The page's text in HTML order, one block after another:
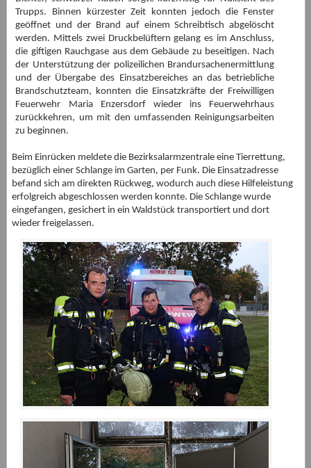
Trupps. Binnen kürzester Zeit konnten jedoch die Fenster
geöffnet und der Brand auf einem Schreibtisch abgelöscht
werden. Mittels zwei Druckbelüftern gelang es im Anschluss,
die giftigen Rauchgase aus dem Gebäude zu beseitigen. Nach
der Unterstützung der polizeilichen Brandursachenermittlung
und der Übergabe des Einsatzbereiches an das betriebliche
Brandschutzteam, konnten die Einsatzkräfte der Freiwilligen
Feuerwehr Maria Enzersdorf wieder ins Feuerwehrhaus
zurückkehren, um mit den umfassenden Reinigungsarbeiten
zu beginnen.
Beim Einrücken meldete die Bezirksalarmzentrale eine Tierrettung,
bezüglich einer Schlange im Garten, per Funk. Die Einsatzadresse
befand sich am direkten Rückweg, wodurch auch diese Hilfeleistung
erfolgreich abgeschlossen werden konnte. Die Schlange wurde
eingefangen, gesichert in ein Waldstück transportiert und dort
wieder freigelassen.